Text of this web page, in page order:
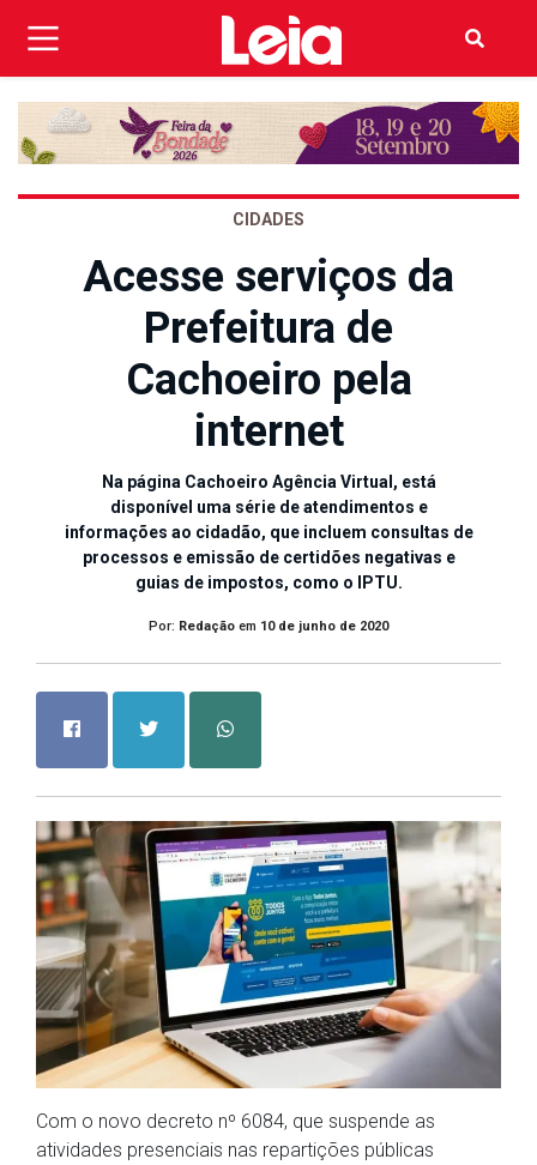
CIDADES
Acesse serviços da
Prefeitura de
Cachoeiro pela
internet
Na página Cachoeiro Agência Virtual, está
disponível uma série de atendimentos e
informações ao cidadão, que incluem consultas de
processos e emissão de certidões negativas e
guias de impostos, como o IPTU.
Por: Redação em 10 de junho de 2020
Com o novo decreto nº 6084, que suspende as
atividades presenciais nas repartições públicas